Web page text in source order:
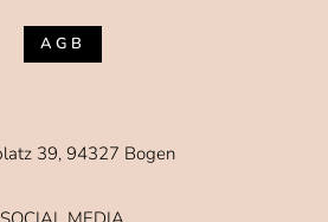
AGB
39, 94327 Bogen